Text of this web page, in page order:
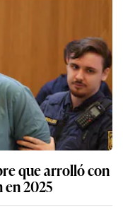
que arrolló con
2025